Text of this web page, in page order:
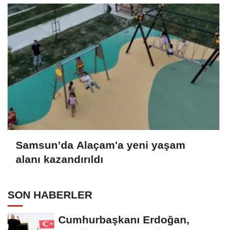
Samsun’da Alaçam'a yeni yaşam
alanı kazandırıldı
SON HABERLER
Cumhurbaşkanı Erdoğan,